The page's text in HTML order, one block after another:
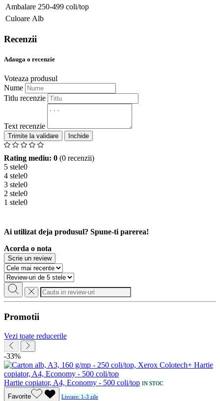
Ambalare 250-499 coli/top
Culoare Alb
Recenzii
Adauga o recenzie
Voteaza produsul
Nume
Titlu recenzie
Text recenzie
Inchide
Rating mediu: 0 (0 recenzii)
5 stele0
4 stele0
3 stele0
2 stele0
1 stele0
Ai utilizat deja produsul? Spune-ti parerea!
Acorda o nota
Scrie un review
Promotii
Vezi toate reducerile
-33%
Hartie copiator, A4, Economy - 500 coli/top IN STOC
Favorite Livrare: 1-3 zile